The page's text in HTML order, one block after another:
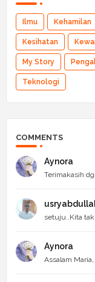
Ilmu Kehamilan
Kesihatan
My Story
Teknologi
COMMENTS
Aynora
Terimakasih
setuju..Kita
Aynora
Assalam